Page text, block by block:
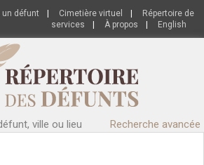
un défunt Cimetière virtuel
Répertoire de
services
À propos English
ville ou lieu Recherche avancée